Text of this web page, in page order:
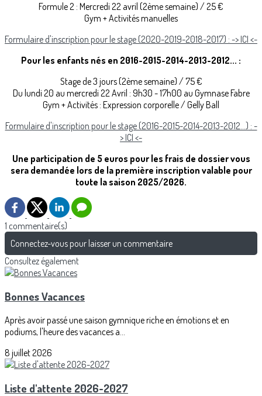
Formule 2 : Mercredi 22 avril (2ème semaine) / 25 €
Gym + Activités manuelles
Formulaire d'inscription pour le stage (2020-2019-2018-2017) : -> ICI <-
Pour les enfants nés en 2016-2015-2014-2013-2012... :
Stage de 3 jours (2ème semaine) / 75 €
Du lundi 20 au mercredi 22 Avril : 9h30 - 17h00 au Gymnase Fabre
Gym + Activités : Expression corporelle / Gelly Ball
Formulaire d'inscription pour le stage (2016-2015-2014-2013-2012...) : -
> ICI <-
Une participation de 5 euros pour les frais de dossier vous
sera demandée lors de la première inscription valable pour
toute la saison 2025/2026.
1 commentaire(s)
Connectez-vous pour laisser un commentaire
Consultez également
Bonnes Vacances
Après avoir passé une saison gymnique riche en émotions et en
podiums, l'heure des vacances a...
8 juillet 2026
Liste d'attente 2026-2027